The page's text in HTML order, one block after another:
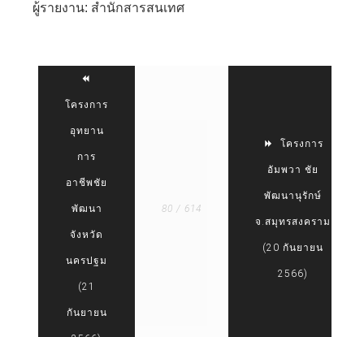
ผู้รายงาน: สำนักสารสนเทศ
โครงการ
อุทยาน
การ
อาชีพชัย
พัฒนา
จังหวัด
นครปฐม
(21
กันยายน
80 / 614
โครงการ
อัมพวา ชัย
พัฒนานุรักษ์
จ.สมุทรสงคราม
(20 กันยายน
2566)